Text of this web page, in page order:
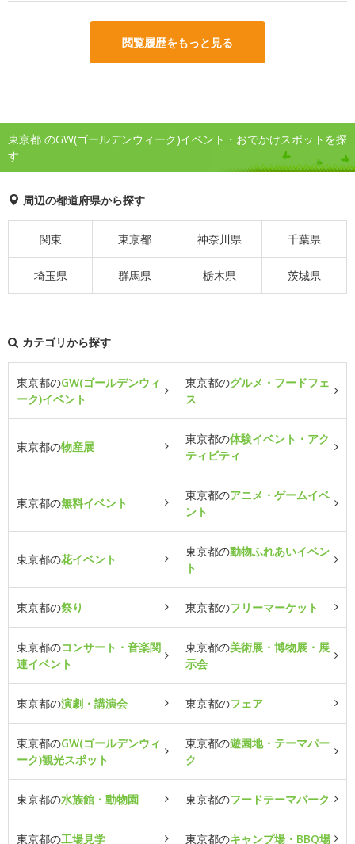
閲覧履歴をもっと見る
東京都 のGW(ゴールデンウィーク)イベント・おでかけスポットを探
す
周辺の都道府県から探す
関東 東京都 神奈川県 千葉県
埼玉県 群馬県 栃木県 茨城県
カテゴリから探す
東京都のGW(ゴールデンウィ
ーク)イベント
東京都のグルメ・フードフェ
ス
東京都の物産展
東京都の体験イベント・アク
ティビティ
東京都の無料イベント
東京都のアニメ・ゲームイベ
ント
東京都の花イベント
東京都の動物ふれあいイベン
ト
東京都の祭り 東京都のフリーマーケット
東京都のコンサート・音楽関
連イベント
東京都の美術展・博物展・展
示会
東京都の演劇・講演会 東京都のフェア
東京都のGW(ゴールデンウィ
ーク)観光スポット
東京都の遊園地・テーマパー
ク
東京都の水族館・動物園 東京都のフードテーマパーク
東京都の工場見学 東京都のキャンプ場・BBQ場